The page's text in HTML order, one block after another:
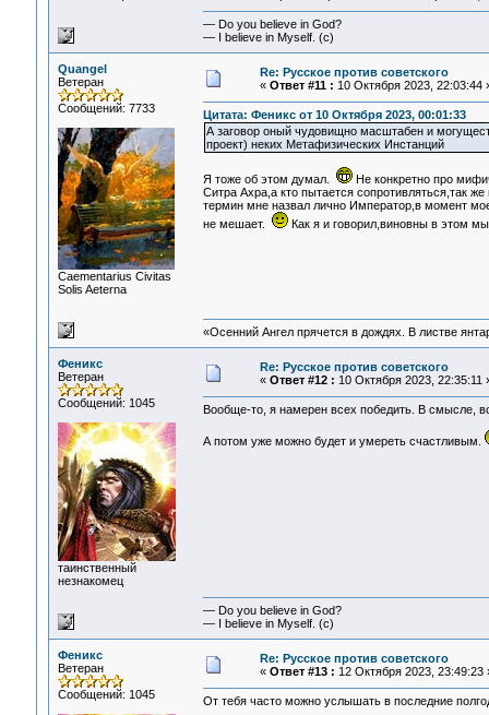
— Do you believe in God?
— I believe in Myself. (c)
Quangel
Ветеран
Сообщений: 7733
Сaementarius Civitas
Solis Aeterna
Re: Русское против советского
« Ответ #11 : 10 Октября 2023, 22:03:44
Цитата: Феникс от 10 Октября 2023, 00:01:33
А заговор оный чудовищно масштабен и
проект) неких Метафизических Инстанций
Я тоже об этом думал.
Не конкретно про
Ситра Ахра,а кто пытается сопротивляться,так
термин мне назвал лично Император,в момент
не мешает.
Как я и говорил,виновны в этом
«Осенний Ангел прячется в дождях. В листве
Феникс
Ветеран
Сообщений: 1045
таинственный
незнакомец
Re: Русское против советского
« Ответ #12 : 10 Октября 2023, 22:35:11
Вообще-то, я намерен всех победить. В смысле,
А потом уже можно будет и умереть счастливым.
— Do you believe in God?
— I believe in Myself. (c)
Феникс
Ветеран
Сообщений: 1045
Re: Русское против советского
« Ответ #13 : 12 Октября 2023, 23:49:23
От тебя часто можно услышать в последние